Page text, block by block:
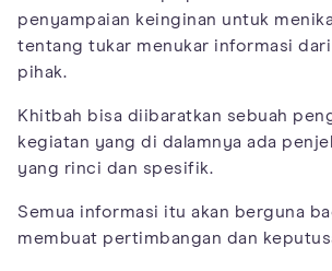
penyampaian keinginan untuk
tentang tukar menukar informasi
pihak.
Khitbah bisa diibaratkan sebuah
kegiatan yang di dalamnya ada
yang rinci dan spesifik.
Semua informasi itu akan berguna
membuat pertimbangan dan